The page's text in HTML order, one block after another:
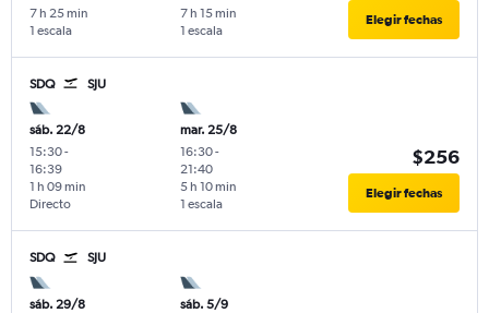
1 escala
7 h 25 min
1 escala
7 h 15 min Elegir fechas
SDQ SJU
sáb. 22/8
15:30-
16:39
Directo
1 h 09 min
mar. 25/8
16:30-
21:40
1 escala
5 h 10 min
$256
Elegir fechas
SDQ SJU
sáb. 29/8
sáb. 5/9